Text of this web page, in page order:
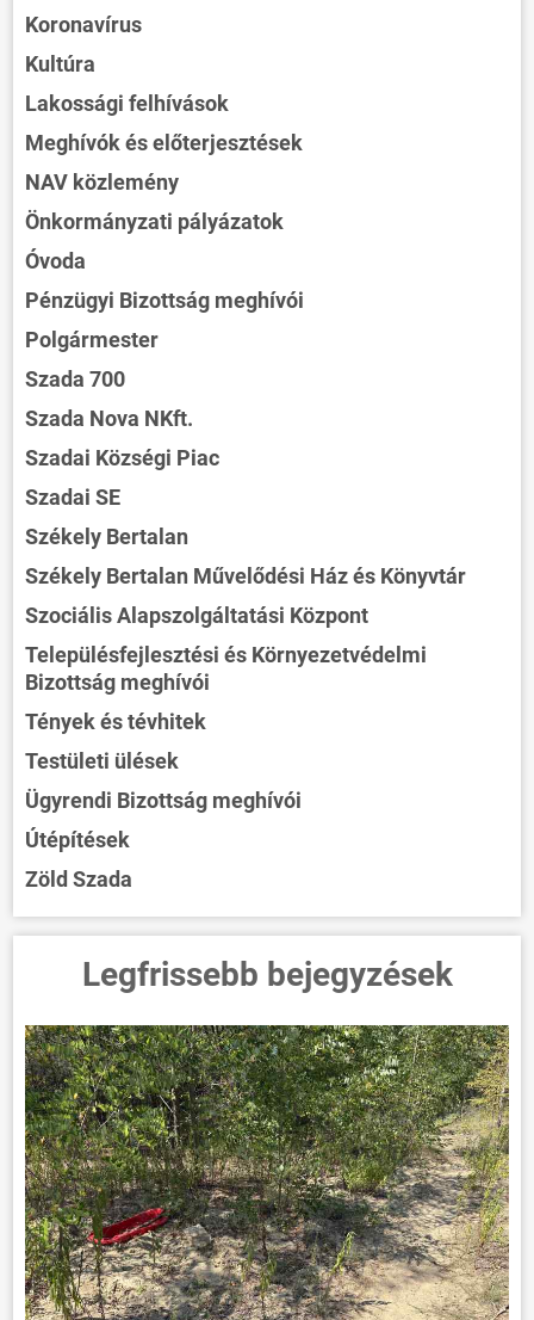
Koronavírus
Kultúra
Lakossági felhívások
Meghívók és előterjesztések
NAV közlemény
Önkormányzati pályázatok
Óvoda
Pénzügyi Bizottság meghívói
Polgármester
Szada 700
Szada Nova NKft.
Szadai Községi Piac
Szadai SE
Székely Bertalan
Székely Bertalan Művelődési Ház és Könyvtár
Szociális Alapszolgáltatási Központ
Településfejlesztési és Környezetvédelmi
Bizottság meghívói
Tények és tévhitek
Testületi ülések
Ügyrendi Bizottság meghívói
Útépítések
Zöld Szada
Legfrissebb bejegyzések